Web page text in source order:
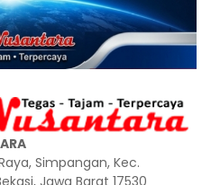
Simpangan, Kec.